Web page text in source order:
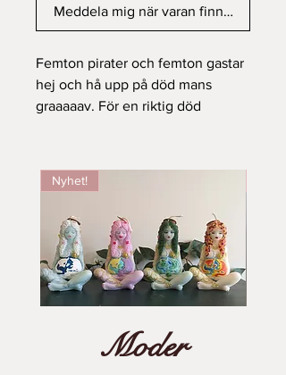
Meddela mig när varan finns i lager
Femton pirater och femton gastar
hej och hå upp på död mans
graaaaav. För en riktig död
Strl: 11x8,5x7,5 på ett ca😇
Nyhet!
Moder